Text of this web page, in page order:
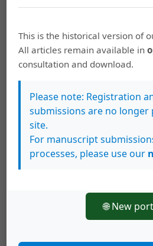
Artículos más leídos del
emulsiones asfálticas en
This is the historical version of
All articles remain available in
consultation and download.
Please note: Registration
submissions are no longer
site.
For manuscript
processes, please use our
🌐 New